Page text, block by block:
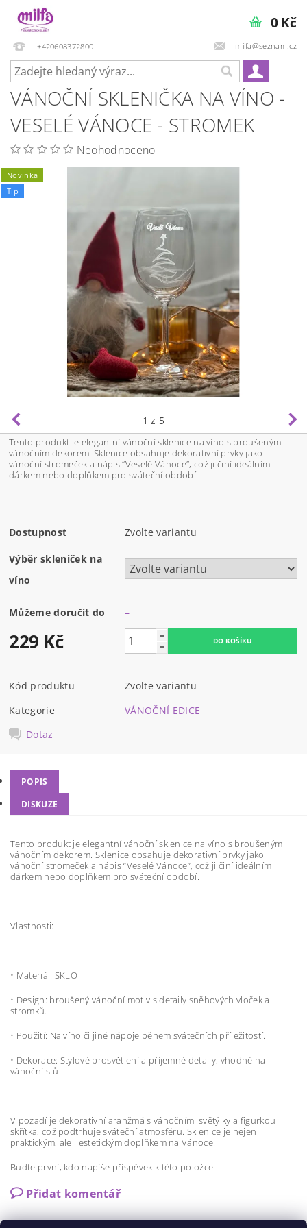
+420608372800 milfa@seznam.cz
0 Kč
VÁNOČNÍ SKLENIČKA NA VÍNO -
VESELÉ VÁNOCE - STROMEK
Neohodnoceno
Novinka
Tip
1 z 5
Tento produkt je elegantní vánoční sklenice na víno s broušeným
vánočním dekorem. Sklenice obsahuje dekorativní prvky jako
vánoční stromeček a nápis “Veselé Vánoce”, což ji činí ideálním
dárkem nebo doplňkem pro sváteční období.
Dostupnost Zvolte variantu
Výběr skleniček na
víno
Můžeme doručit do –
229 Kč
Kód produktu
Zvolte variantu
Kategorie
VÁNOČNÍ EDICE
Dotaz
POPIS
DISKUZE
Tento produkt je elegantní vánoční sklenice na víno s broušeným
vánočním dekorem. Sklenice obsahuje dekorativní prvky jako
vánoční stromeček a nápis “Veselé Vánoce”, což ji činí ideálním
dárkem nebo doplňkem pro sváteční období.
Vlastnosti:
• Materiál: SKLO
• Design: broušený vánoční motiv s detaily sněhových vloček a
stromků.
• Použití: Na víno či jiné nápoje během svátečních příležitostí.
• Dekorace: Stylové prosvětlení a příjemné detaily, vhodné na
vánoční stůl.
V pozadí je dekorativní aranžmá s vánočními světýlky a figurkou
skřítka, což podtrhuje sváteční atmosféru. Sklenice je nejen
praktickým, ale i estetickým doplňkem na Vánoce.
Buďte první, kdo napíše příspěvek k této položce.
Přidat komentář